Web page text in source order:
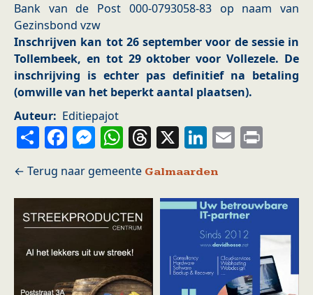
Bank van de Post 000-0793058-83 op naam van
Gezinsbond vzw
Inschrijven kan tot 26 september voor de sessie in
Tollembeek, en tot 29 oktober voor Vollezele. De
inschrijving is echter pas definitief na betaling
(omwille van het beperkt aantal plaatsen).
Auteur
Editiepajot
ShareFacebook
Messenger
WhatsApp
Threads
X LinkedIn
Email
Galmaarden